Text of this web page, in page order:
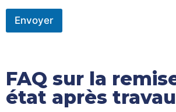
Envoyer
FAQ sur la
état après